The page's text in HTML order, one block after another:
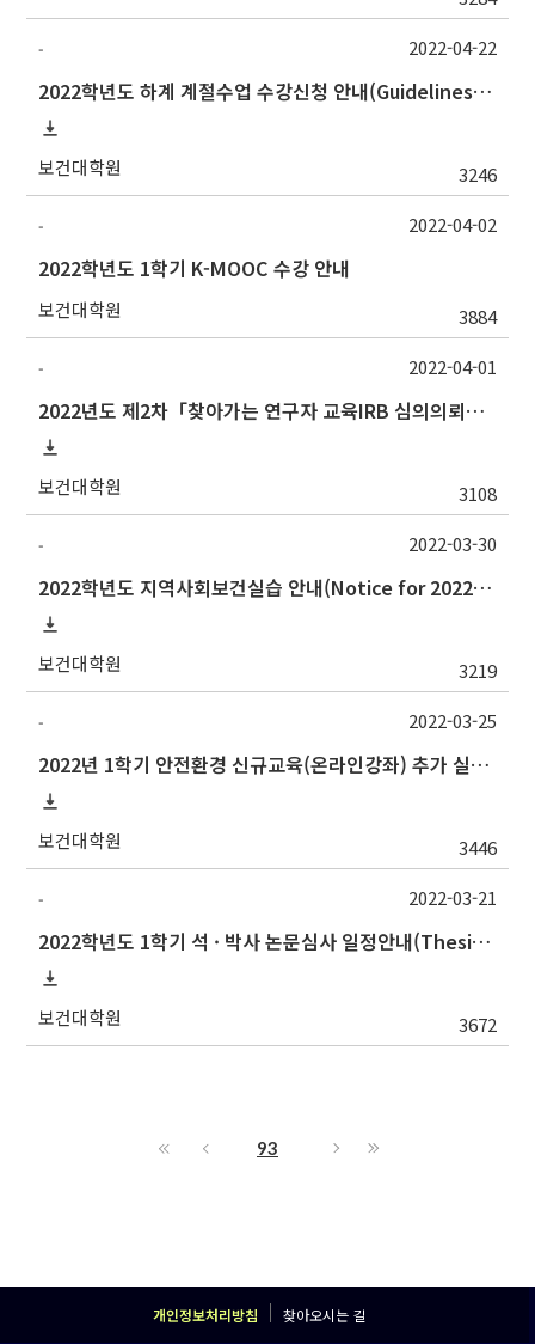
-
2022학년도 하계 계절수업 수강신청 안내(Guidelines for Summer Session 2022 Course Registration)
보건대학원 3246
2022-04-22
-
2022학년도 1학기 K-MOOC 수강 안내
보건대학원 3884
2022-04-02
-
2022년도 제2차「찾아가는 연구자 교육IRB 심의의뢰서 작성법」안내
보건대학원 3108
2022-04-01
-
2022학년도 지역사회보건실습 안내(Notice for 2022 Community Health Field Training)
보건대학원 3219
2022-03-30
-
2022년 1학기 안전환경 신규교육(온라인강좌) 추가 실시 안내
보건대학원 3446
2022-03-25
-
2022학년도 1학기 석 · 박사 논문심사 일정안내(Thesis Defense Schedules)
보건대학원 3672
2022-03-21
93
개인정보처리방침 찾아오시는 길